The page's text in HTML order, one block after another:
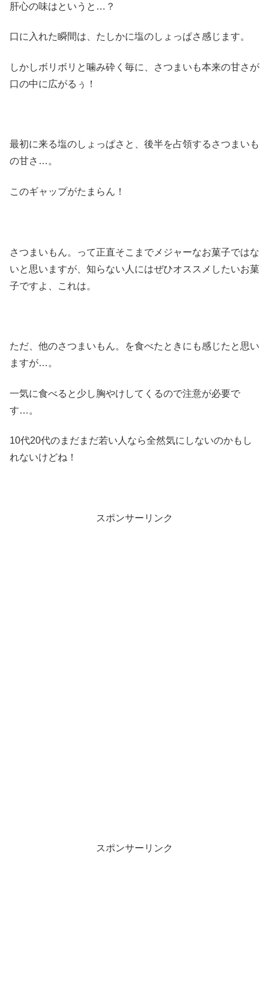
肝心の味はというと…？
口に入れた瞬間は、たしかに塩のしょっぱさ感じます。
しかしボリボリと噛み砕く毎に、さつまいも本来の甘さが
口の中に広がるぅ！
最初に来る塩のしょっぱさと、後半を占領するさつまいも
の甘さ…。
このギャップがたまらん！
さつまいもん。って正直そこまでメジャーなお菓子ではな
いと思いますが、知らない人にはぜひオススメしたいお菓
子ですよ、これは。
ただ、他のさつまいもん。を食べたときにも感じたと思い
ますが…。
一気に食べると少し胸やけしてくるので注意が必要で
す…。
10代20代のまだまだ若い人なら全然気にしないのかもし
れないけどね！
スポンサーリンク
スポンサーリンク